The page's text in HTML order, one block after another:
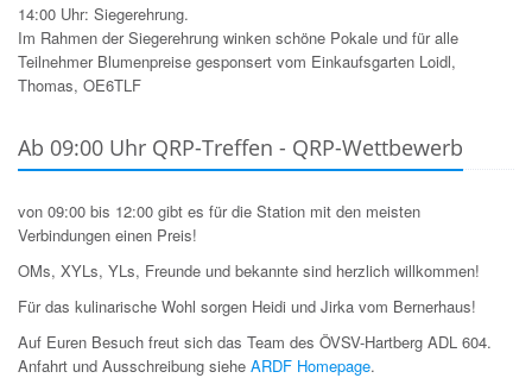
14:00 Uhr: Siegerehrung.
Im Rahmen der Siegerehrung winken schöne Pokale und für alle
Teilnehmer Blumenpreise gesponsert vom Einkaufsgarten Loidl,
Thomas, OE6TLF
Ab 09:00 Uhr QRP-Treffen - QRP-Wettbewerb
von 09:00 bis 12:00 gibt es für die Station mit den meisten
Verbindungen einen Preis!
OMs, XYLs, YLs, Freunde und bekannte sind herzlich willkommen!
Für das kulinarische Wohl sorgen Heidi und Jirka vom Bernerhaus!
Auf Euren Besuch freut sich das Team des ÖVSV-Hartberg ADL 604.
Anfahrt und Ausschreibung siehe ARDF Homepage.